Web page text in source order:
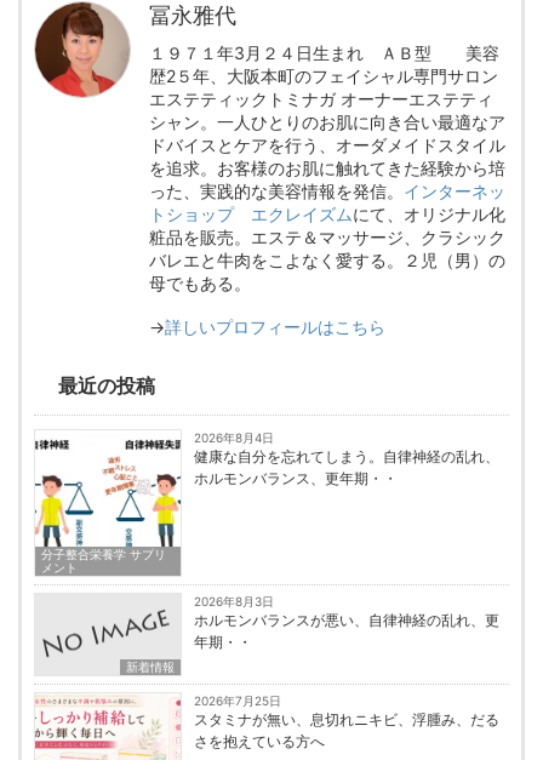
冨永雅代
１９７１年3月２４日生まれ ＡＢ型 美容
歴2５年、大阪本町のフェイシャル専門サロン
エステティックトミナガ オーナーエステティ
シャン。一人ひとりのお肌に向き合い最適なア
ドバイスとケアを行う、オーダメイドスタイル
を追求。お客様のお肌に触れてきた経験から培
った、実践的な美容情報を発信。 インターネッ
トショップ エクレイズムにて、オリジナル化
粧品を販売。エステ＆マッサージ、クラシック
バレエと牛肉をこよなく愛する。２児（男）の
母でもある。
→詳しいプロフィールはこちら
最近の投稿
分子整合栄養学 サプリ
メント
2026年8月4日
健康な自分を忘れてしまう。自律神経の乱れ、
ホルモンバランス、更年期・・
新着情報
2026年8月3日
ホルモンバランスが悪い、自律神経の乱れ、更
年期・・
2026年7月25日
スタミナが無い、息切れニキビ、浮腫み、だる
さを抱えている方へ